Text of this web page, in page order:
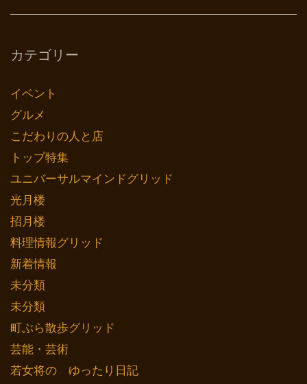
カテゴリー
イベント
グルメ
こだわりの人と店
トップ特集
ユニバーサルマインドグリッド
光月楼
招月楼
料理情報グリッド
新着情報
未分類
未分類
町ぶら散歩グリッド
芸能・芸術
若女将の ゆったり日記